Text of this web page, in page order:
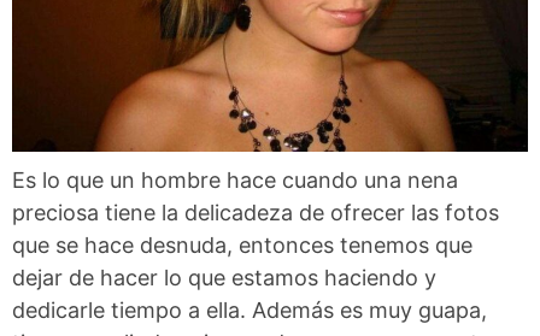
Es lo que un hombre hace cuando una nena
preciosa tiene la delicadeza de ofrecer las fotos
que se hace desnuda, entonces tenemos que
dejar de hacer lo que estamos haciendo y
dedicarle tiempo a ella. Además es muy guapa,